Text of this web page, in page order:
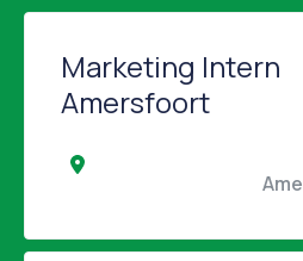
Marketing Intern
Amersfoort